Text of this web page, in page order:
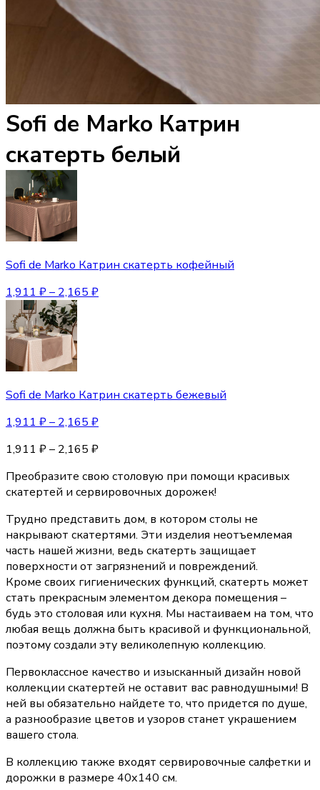
Sofi de Marko Катрин
скатерть белый
Sofi de Marko Катрин скатерть кофейный
1,911 ₽– 2,165 ₽
Sofi de Marko Катрин скатерть бежевый
1,911 ₽– 2,165 ₽
1,911 ₽– 2,165 ₽
Преобразите свою столовую при помощи красивых
скатертей и сервировочных дорожек!
Трудно представить дом, в котором столы не
накрывают скатертями. Эти изделия неотъемлемая
часть нашей жизни, ведь скатерть защищает
поверхности от загрязнений и повреждений.
Кроме своих гигиенических функций, скатерть может
стать прекрасным элементом декора помещения –
будь это столовая или кухня. Мы настаиваем на том, что
любая вещь должна быть красивой и функциональной,
поэтому создали эту великолепную коллекцию.
Первоклассное качество и изысканный дизайн новой
коллекции скатертей не оставит вас равнодушными! В
ней вы обязательно найдете то, что придется по душе,
а разнообразие цветов и узоров станет украшением
вашего стола.
В коллекцию также входят сервировочные салфетки и
дорожки в размере 40х140 см.